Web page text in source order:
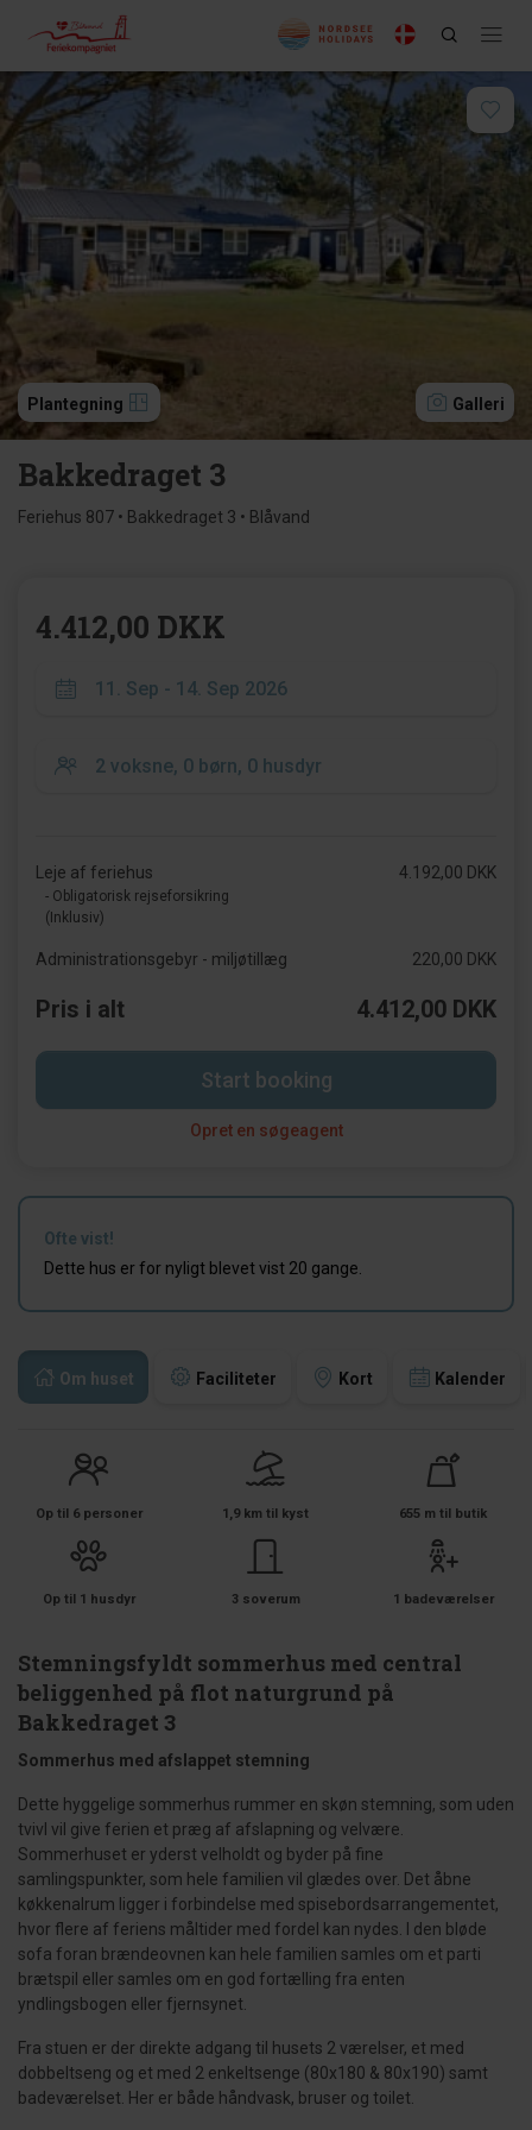
Plantegning Galleri
Bakkedraget 3
Feriehus 807 • Bakkedraget 3 • Blåvand
Om huset Faciliteter Kort Kalender
Op til 6 personer 1,9 km til kyst 655 m til butik
Op til 1 husdyr 3 soverum 1 badeværelser
Stemningsfyldt sommerhus med central
beliggenhed på flot naturgrund på
Bakkedraget 3
Sommerhus med afslappet stemning
Dette hyggelige sommerhus rummer en skøn stemning, som uden
tvivl vil give ferien et præg af afslapning og velvære.
Sommerhuset er yderst velholdt og byder på fine
samlingspunkter, som hele familien vil glædes over. Det åbne
køkkenalrum ligger i forbindelse med spisebordsarrangementet,
hvor flere af feriens måltider med fordel kan nydes. I den bløde
sofa foran brændeovnen kan hele familien samles om et parti
brætspil eller samles om en god fortælling fra enten
yndlingsbogen eller fjernsynet.
Fra stuen er der direkte adgang til husets 2 værelser, et med
dobbeltseng og et med 2 enkeltsenge (80x180 & 80x190) samt
badeværelset. Her er både håndvask, bruser og toilet.
4.412,00 DKK
Leje af feriehus
- Obligatorisk rejseforsikring
(Inklusiv)
4.192,00 DKK
Administrationsgebyr - miljøtillæg 220,00 DKK
Pris i alt 4.412,00 DKK
Start booking
Opret en søgeagent
Ofte vist!
Dette hus er for nyligt blevet vist 20 gange.